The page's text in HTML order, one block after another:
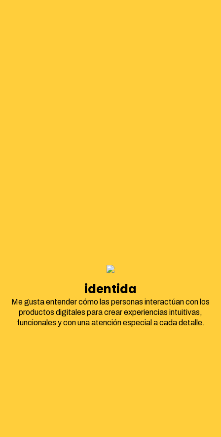
identidad corpora
Me gusta entender cómo las personas interactúan con los
productos digitales para crear experiencias intuitivas,
funcionales y con una atención especial a cada detalle.